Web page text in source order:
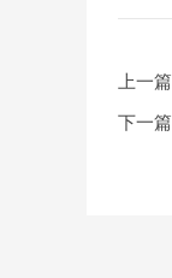
上一篇
下一篇